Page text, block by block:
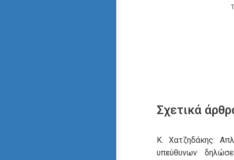
Σχετικά
Κ. Χατζηδάκης:
υπεύθυνων